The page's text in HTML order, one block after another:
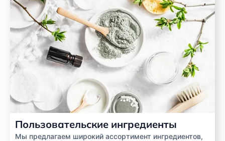
Пользовательские ингредиенты
Мы предлагаем широкий ассортимент ингредиентов,